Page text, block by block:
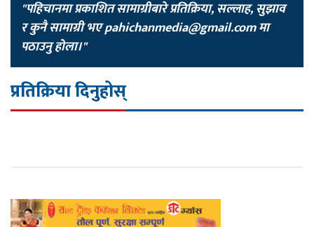
"पहिचानमा प्रकाशित सामाग्रीबारे प्रतिक्रिया, सल्लाह, सुझाव
र कुनै सामाग्री भएpahichanmedia@gmail.comमा
पठाउनु होला।"
प्रतिक्रिया दिनुहोस्